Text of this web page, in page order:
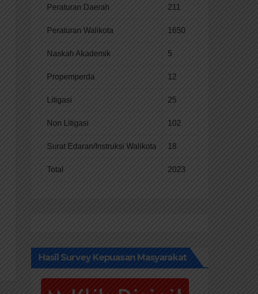
Peraturan Daerah 211
Peraturan Walikota 1650
Naskah Akademik 5
Propemperda 12
Litigasi 25
Non Litigasi 102
Surat Edaran/Instruksi Walikota 18
Total 2023
Hasil Survey Kepuasan Masyarakat